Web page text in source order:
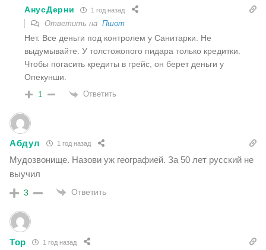
АнусДерни 1 год назад
Ответить на Пшот
Нет. Все деньги под контролем у Санитарки. Не
выдумывайте. У толстожопого пидара только кредитки.
Чтобы погасить кредиты в грейс, он берет деньги у
Опекунши.
1 Ответить
Абдул 1 год назад
Мудозвонище. Назови уж географией. За 50 лет русский не
выучил
3 Ответить
Тор 1 год назад